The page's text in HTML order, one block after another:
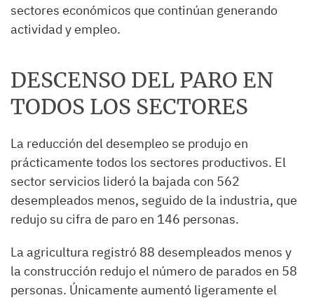
sectores económicos que continúan generando
actividad y empleo.
DESCENSO DEL PARO EN
TODOS LOS SECTORES
La reducción del desempleo se produjo en
prácticamente todos los sectores productivos. El
sector servicios lideró la bajada con 562
desempleados menos, seguido de la industria, que
redujo su cifra de paro en 146 personas.
La agricultura registró 88 desempleados menos y
la construcción redujo el número de parados en 58
personas. Únicamente aumentó ligeramente el